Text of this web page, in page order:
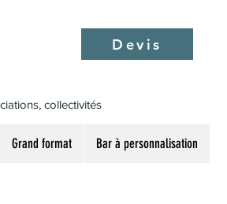
Devis
collectivités
Grand format Bar à personnalisation